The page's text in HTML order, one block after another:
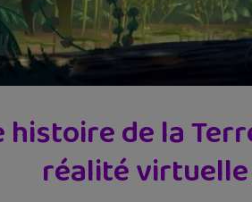
de la
réalité